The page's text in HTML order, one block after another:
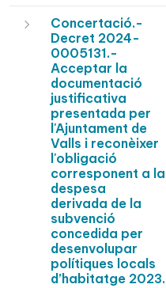
Concertació.-
Decret 2024-
0005131.-
Acceptar la
documentació
justificativa
presentada per
l'Ajuntament de
Valls i reconèixer
l'obligació
corresponent a la
despesa
derivada de la
subvenció
concedida per
desenvolupar
polítiques locals
d’habitatge 2023.